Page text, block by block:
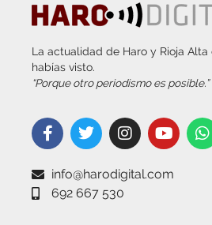
La actualidad de Haro y Rioja
habías visto.
“Porque otro periodismo es posible.”
info@harodigital.com
692 667 530